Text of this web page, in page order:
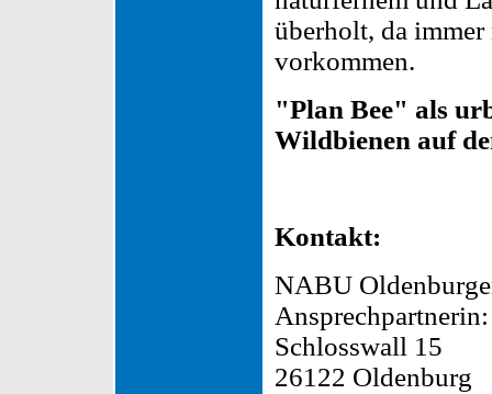
überholt, da
vorkommen.
"Plan Bee" als
Wildbienen auf
Kontakt:
NABU
Schlosswall 15
26122 Oldenburg